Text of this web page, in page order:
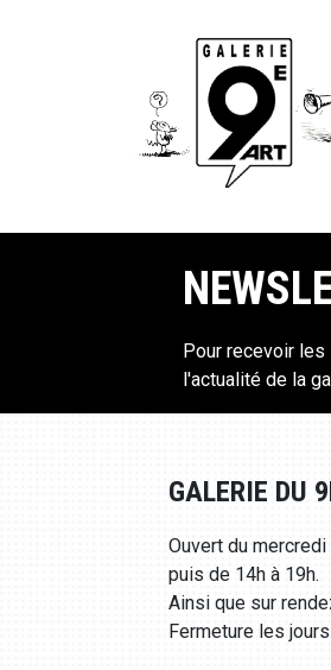
Pour recevoir
l'actualité de la
GALERIE DU
Ouvert du
puis de 14h à 19h.
Ainsi que sur
Fermeture les